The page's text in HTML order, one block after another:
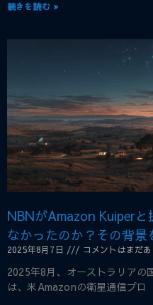
続きを読む »
NBNがAmazon Kuiper
なかったのか？その背景
2025年8月7日 コメントはまだ
2025年8月、オーストラリアの
は、米Amazonの衛星通信プロ